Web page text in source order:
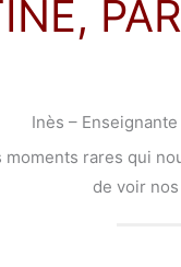
Inès –
rares qui
de voir